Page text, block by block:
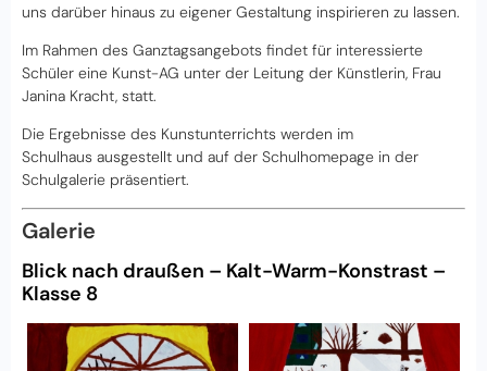
uns darüber hinaus zu eigener Gestaltung inspirieren zu lassen.
Im Rahmen des Ganztagsangebots findet für interessierte
Schüler eine Kunst-AG unter der Leitung der Künstlerin, Frau
Janina Kracht, statt.
Die Ergebnisse des Kunstunterrichts werden im
Schulhaus ausgestellt und auf der Schulhomepage in der
Schulgalerie präsentiert.
Galerie
Blick nach draußen – Kalt-Warm-Konstrast –
Klasse 8